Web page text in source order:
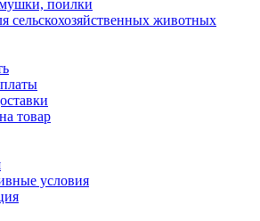
поилки
сельскохозяйственных животных
товар
условия